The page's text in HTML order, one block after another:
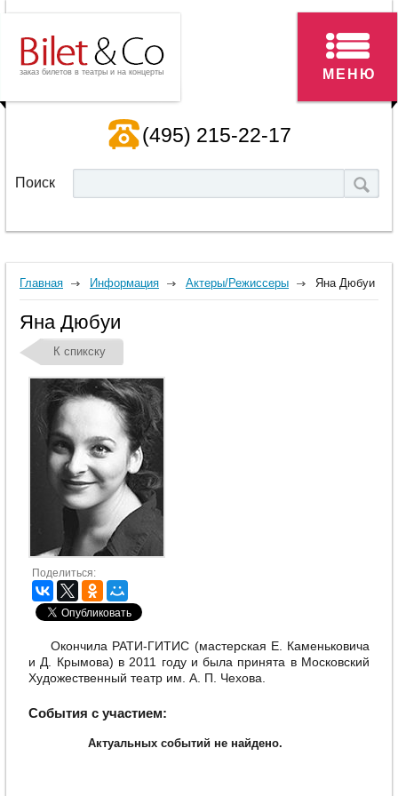
заказ билетов в театры и на концерты
(495) 215-22-17
Поиск
МЕНЮ
Главная Информация Актеры/Режиссеры Яна Дюбуи
Яна Дюбуи
К спикску
Поделиться:
Окончила РАТИ-ГИТИС (мастерская Е. Каменьковича
и Д. Крымова) в 2011 году и была принята в Московский
Художественный театр им. А. П. Чехова.
События с участием:
Актуальных событий не найдено.